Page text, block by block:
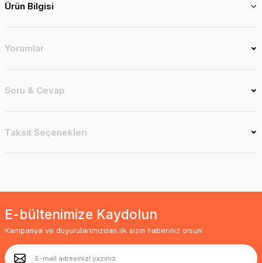
Ürün Bilgisi
Yorumlar
Soru & Cevap
Taksit Seçenekleri
E-bültenimize Kaydolun
Kampanya ve duyurularımızdan ilk sizin haberiniz olsun!